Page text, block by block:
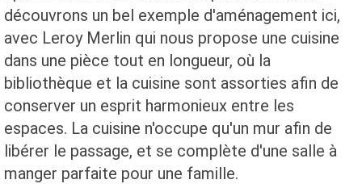
découvrons un bel exemple d'aménagement ici,
avec Leroy Merlin qui nous propose une cuisine
dans une pièce tout en longueur, où la
bibliothèque et la cuisine sont assorties afin de
conserver un esprit harmonieux entre les
espaces. La cuisine n'occupe qu'un mur afin de
libérer le passage, et se complète d'une salle à
manger parfaite pour une famille.